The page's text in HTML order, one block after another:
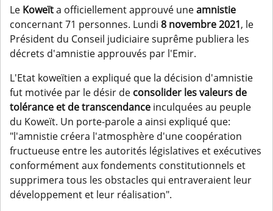
Le Koweïta officiellement approuvé uneamnistie
concernant 71 personnes. Lundi 8 novembre 2021, le
Président du Conseil judiciaire suprême publiera les
décrets d'amnistie approuvés par l'Emir.
L'Etat koweïtien a expliqué que la décision d'amnistie
fut motivée par le désir de consolider les valeurs de
tolérance et de transcendance inculquées au peuple
du Koweït. Un porte-parole a ainsi expliqué que:
"l'amnistie créera l'atmosphère d'une coopération
fructueuse entre les autorités législatives et exécutives
conformément aux fondements constitutionnels et
supprimera tous les obstacles qui entraveraient leur
développement et leur réalisation".